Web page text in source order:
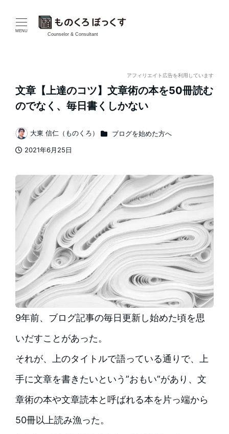
MENU
Counselor & Consultant
アフィリエイト広告を利用しています
文章【上達のコツ】文章術の本を50冊読む
のでなく、毎日書くしかない
2021年6月25日
著
者
大東 信仁（ものくろ） カテゴリー
ブログを始めた方へ
9年前、ブログ記事の毎日更新し始めた頃を思
いだすことがあった。
それが、上のタイトルで語っている通りで、上
手に文章を書きたいという”おもい”があり、文
章術の本や文章読本と呼ばれる本を片っ端から
50冊以上読み漁った。